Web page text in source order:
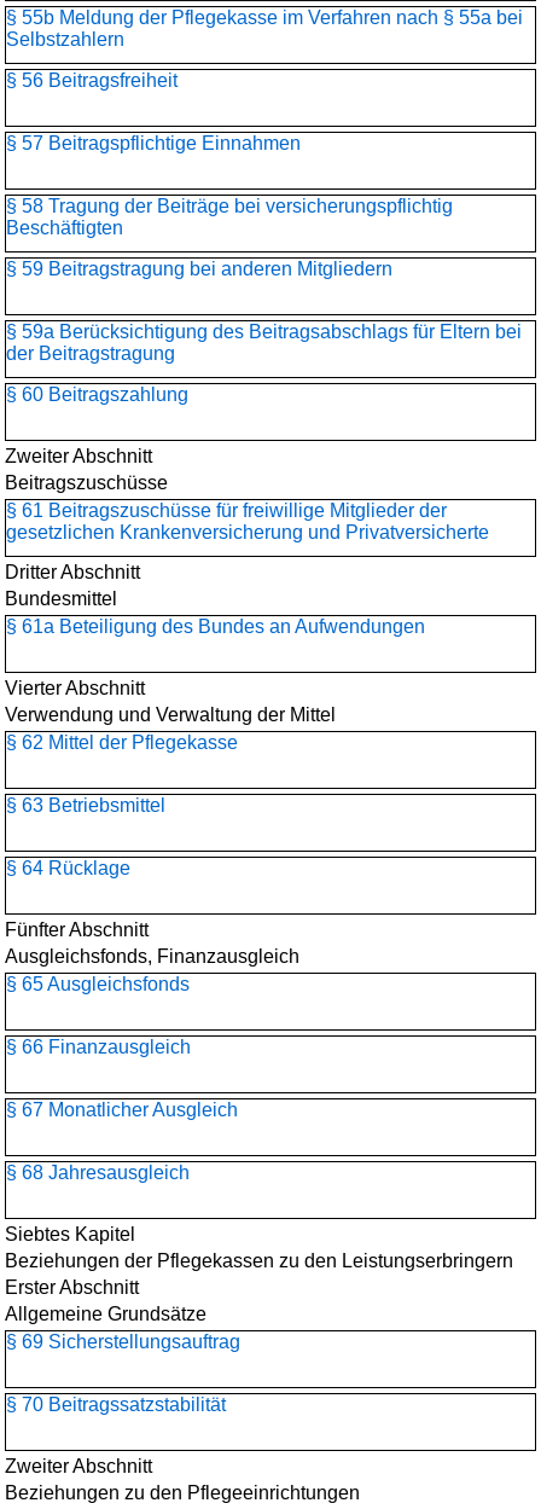
§ 55b Meldung der Pflegekasse im Verfahren nach § 55a bei
Selbstzahlern
§ 56 Beitragsfreiheit
§ 57 Beitragspflichtige Einnahmen
§ 58 Tragung der Beiträge bei versicherungspflichtig
Beschäftigten
§ 59 Beitragstragung bei anderen Mitgliedern
§ 59a Berücksichtigung des Beitragsabschlags für Eltern bei
der Beitragstragung
§ 60 Beitragszahlung
Zweiter Abschnitt
Beitragszuschüsse
§ 61 Beitragszuschüsse für freiwillige Mitglieder der
gesetzlichen Krankenversicherung und Privatversicherte
Dritter Abschnitt
Bundesmittel
§ 61a Beteiligung des Bundes an Aufwendungen
Vierter Abschnitt
Verwendung und Verwaltung der Mittel
§ 62 Mittel der Pflegekasse
§ 63 Betriebsmittel
§ 64 Rücklage
Fünfter Abschnitt
Ausgleichsfonds, Finanzausgleich
§ 65 Ausgleichsfonds
§ 66 Finanzausgleich
§ 67 Monatlicher Ausgleich
§ 68 Jahresausgleich
Siebtes Kapitel
Beziehungen der Pflegekassen zu den Leistungserbringern
Erster Abschnitt
Allgemeine Grundsätze
§ 69 Sicherstellungsauftrag
§ 70 Beitragssatzstabilität
Zweiter Abschnitt
Beziehungen zu den Pflegeeinrichtungen